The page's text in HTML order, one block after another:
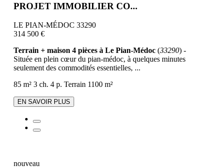
PROJET IMMOBILIER CO...
LE PIAN-MÉDOC 33290
314 500 €
Terrain + maison 4 pièces à Le Pian-Médoc (33290) -
Située en plein cœur du pian-médoc, à quelques minutes
seulement des commodités essentielles, ...
85 m² 3 ch. 4 p. Terrain 1100 m²
EN SAVOIR PLUS
nouveau